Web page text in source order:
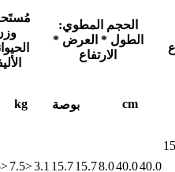
الحجم المطوي:
الطول * العرض *
الارتفاع
cm بوصة kg
40.0
40.0
8.0
15.7
15.7
3.1
<7.5
<16.5